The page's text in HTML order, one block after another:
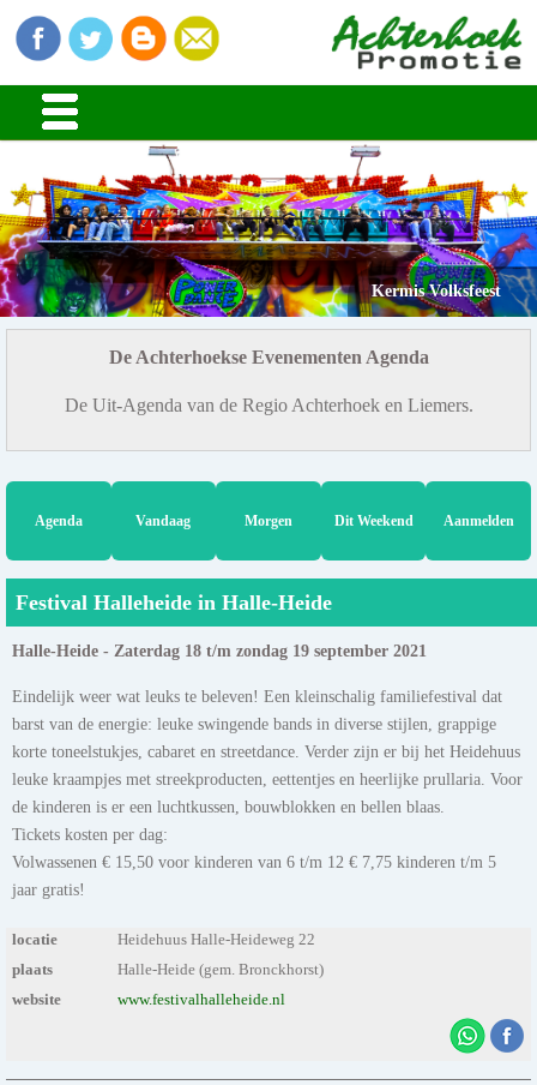
Kermis Volksfeest
De Achterhoekse Evenementen Agenda
De Uit-Agenda van de Regio Achterhoek en Liemers.
Agenda Vandaag Morgen Dit Weekend Aanmelden
Festival Halleheide in Halle-Heide
Halle-Heide - Zaterdag 18 t/m zondag 19 september 2021
Eindelijk weer wat leuks te beleven! Een kleinschalig familiefestival dat
barst van de energie: leuke swingende bands in diverse stijlen, grappige
korte toneelstukjes, cabaret en streetdance. Verder zijn er bij het Heidehuus
leuke kraampjes met streekproducten, eettentjes en heerlijke prullaria. Voor
de kinderen is er een luchtkussen, bouwblokken en bellen blaas.
Tickets kosten per dag:
Volwassenen € 15,50 voor kinderen van 6 t/m 12 € 7,75 kinderen t/m 5
jaar gratis!
locatie
Heidehuus Halle-Heideweg 22
plaats
Halle-Heide (gem. Bronckhorst)
website
www.festivalhalleheide.nl